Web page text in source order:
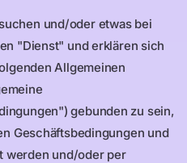
und/oder etwas bei
"Dienst" und erklären sich
Allgemeinen
gebunden zu sein,
Geschäftsbedingungen und
werden und/oder per